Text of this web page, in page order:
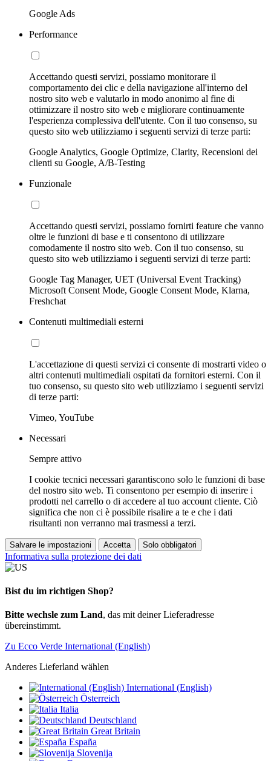
Google Ads
Performance
Accettando questi servizi, possiamo monitorare il
comportamento dei clic e della navigazione all'interno del
nostro sito web e valutarlo in modo anonimo al fine di
ottimizzare il nostro sito web e migliorare continuamente
l'esperienza complessiva dell'utente. Con il tuo consenso, su
questo sito web utilizziamo i seguenti servizi di terze parti:
Google Analytics, Google Optimize, Clarity, Recensioni dei
clienti su Google, A/B-Testing
Funzionale
Accettando questi servizi, possiamo fornirti feature che vanno
oltre le funzioni di base e ti consentono di utilizzare
comodamente il nostro sito web. Con il tuo consenso, su
questo sito web utilizziamo i seguenti servizi di terze parti:
Google Tag Manager, UET (Universal Event Tracking)
Microsoft Consent Mode, Google Consent Mode, Klarna,
Freshchat
Contenuti multimediali esterni
L'accettazione di questi servizi ci consente di mostrarti video o
altri contenuti multimediali ospitati da fornitori esterni. Con il
tuo consenso, su questo sito web utilizziamo i seguenti servizi
di terze parti:
Vimeo, YouTube
Necessari
Sempre attivo
I cookie tecnici necessari garantiscono solo le funzioni di base
del nostro sito web. Ti consentono per esempio di inserire i
prodotti nel carrello o di accedere al tuo account cliente. Ciò
significa che non ci è possibile risalire a te e che i dati
risultanti non verranno mai trasmessi a terzi.
Salvare le impostazioni Accetta Solo obbligatori
Informativa sulla protezione dei dati
Bist du im richtigen Shop?
Bitte wechsle zum Land, das mit deiner Lieferadresse
übereinstimmt.
Zu Ecco Verde International (English)
Anderes Lieferland wählen
International (English)
Österreich
Italia
Deutschland
Great Britain
España
Slovenija